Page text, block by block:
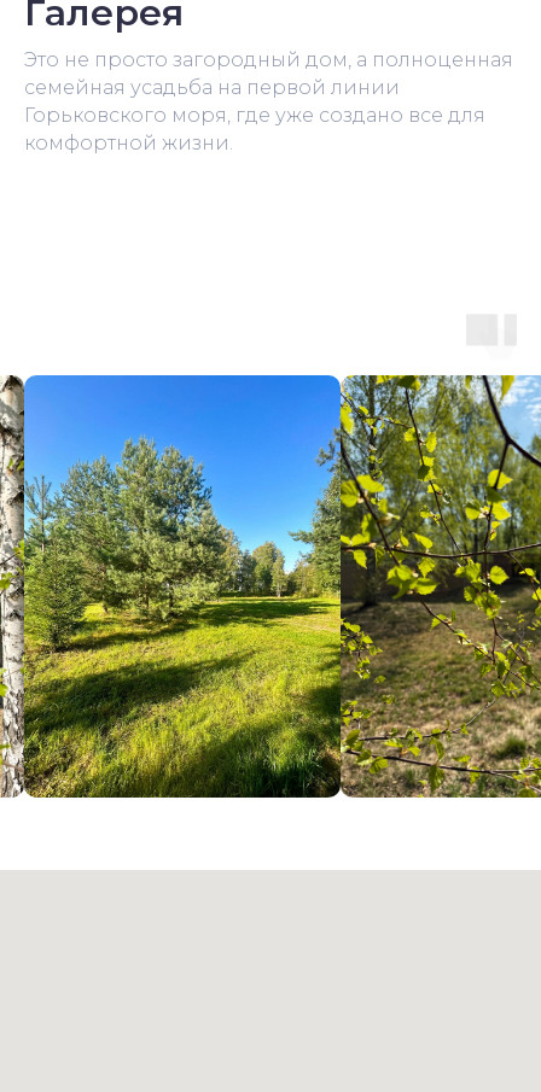
Галерея
Это не просто загородный дом, а полноценная
семейная усадьба на первой линии
Горьковского моря, где уже создано все для
комфортной жизни.